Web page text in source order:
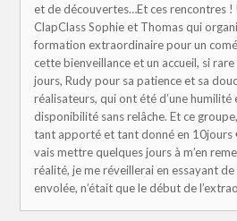
et de découvertes…Et ces rencontres !
ClapClass Sophie et Thomas qui
formation extraordinaire pour un
cette bienveillance et un accueil, si
jours, Rudy pour sa patience et sa
réalisateurs, qui ont été d’une humilité
disponibilité sans relâche. Et ce
tant apporté et tant donné en 10jours
vais mettre quelques jours à m’en
réalité, je me réveillerai en essayant
envolée, n’était que le début de